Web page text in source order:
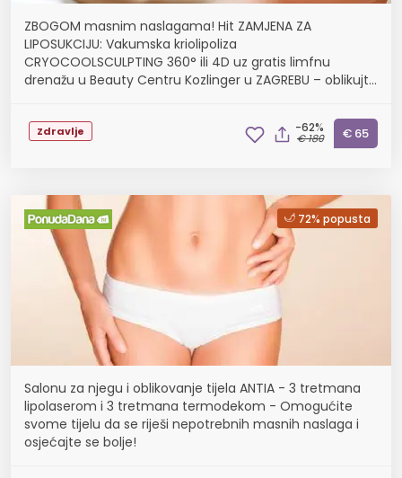
ZBOGOM masnim naslagama! Hit ZAMJENA ZA
LIPOSUKCIJU: Vakumska kriolipoliza
CRYOCOOLSCULPTING 360° ili 4D uz gratis limfnu
drenažu u Beauty Centru Kozlinger u ZAGREBU – oblikujte
Zdravlje -62%
€ 180 € 65
72% popusta
Salonu za njegu i oblikovanje tijela ANTIA - 3 tretmana
lipolaserom i 3 tretmana termodekom - Omogućite
svome tijelu da se riješi nepotrebnih masnih naslaga i
osjećajte se bolje!